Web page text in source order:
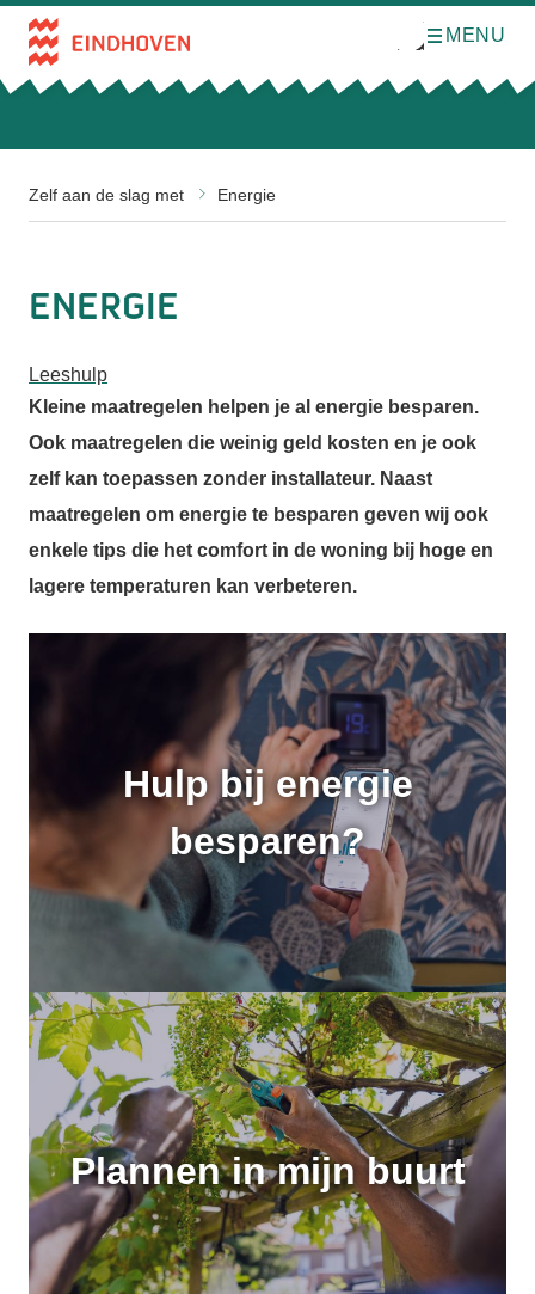
Direct naar de inhoud
O
n
n
MENU
Zelf aan de slag met Energie
Energie
Leeshulp
Kleine maatregelen helpen je al energie besparen.
Ook maatregelen die weinig geld kosten en je ook
zelf kan toepassen zonder installateur. Naast
maatregelen om energie te besparen geven wij ook
enkele tips die het comfort in de woning bij hoge en
lagere temperaturen kan verbeteren.
Hulp bij energie
besparen?
Plannen in mijn buurt